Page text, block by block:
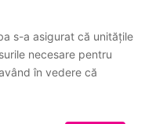
s-a asigurat că unitățile
necesare pentru
în vedere că